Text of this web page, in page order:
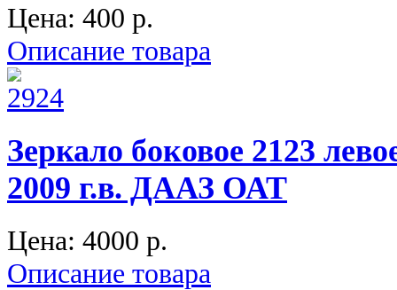
Цена: 400 p.
Описание товара
Зеркало боковое 2123
2009 г.в. ДААЗ ОАТ
Цена: 4000 p.
Описание товара